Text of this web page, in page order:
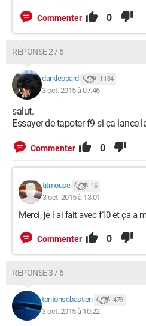
Commenter 0
RÉPONSE 2 / 6
darkleopard 1 184
3 oct. 2015 à 07:46
salut.
Essayer de tapoter f9 si ça lance
Commenter 0
titmouse 16
3 oct. 2015 à 13:01
Merci, je l ai fait avec f10 et ça a
Commenter 0
RÉPONSE 3 / 6
tontonsebastien 479
3 oct. 2015 à 10:22